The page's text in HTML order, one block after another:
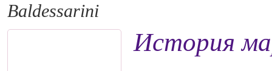
Baldessarini
История